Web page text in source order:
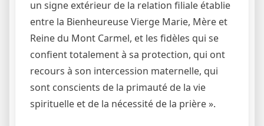
un signe extérieur de la relation filiale établie
entre la Bienheureuse Vierge Marie, Mère et
Reine du Mont Carmel, et les fidèles qui se
confient totalement à sa protection, qui ont
recours à son intercession maternelle, qui
sont conscients de la primauté de la vie
spirituelle et de la nécessité de la prière ».